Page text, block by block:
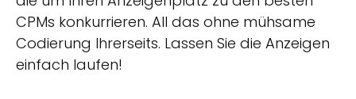
CPMs konkurrieren. All das ohne mühsame
Codierung Ihrerseits. Lassen Sie die Anzeigen
einfach laufen!